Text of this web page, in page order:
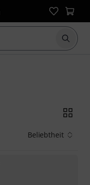
Suche
Beliebtheit